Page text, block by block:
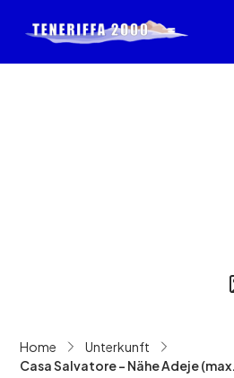
Home
Unterkunft
Casa Salvatore - Nähe Adeje